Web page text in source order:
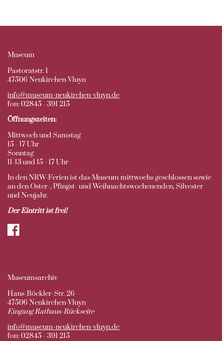
Museum
Pastoratstr. 1
47506 Neukirchen-Vluyn
info@museum-neukirchen-vluyn.de
fon: 02845 - 391 215
Öffnungszeiten:
Mittwoch und Samstag
15 - 17 Uhr
Sonntag
11-13 und 15 - 17 Uhr
In den NRW-Ferien ist das Museum mittwochs geschlossen sowie
an den Oster-, Pfingst- und Weihnachtswochenenden, Silvester
und Neujahr.
Der Eintritt ist frei!
Museumsarchiv
Hans-Böckler-Str. 26
47506 Neukirchen-Vluyn
Eingang Rathaus-Rückseite
info@museum-neukirchen-vluyn.de
fon: 02845 - 391 215